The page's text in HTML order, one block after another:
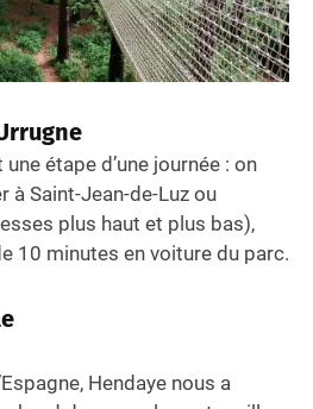
étape d’une journée : on
à Saint-Jean-de-Luz ou
plus haut et plus bas),
10 minutes en voiture du parc.
Hendaye nous a